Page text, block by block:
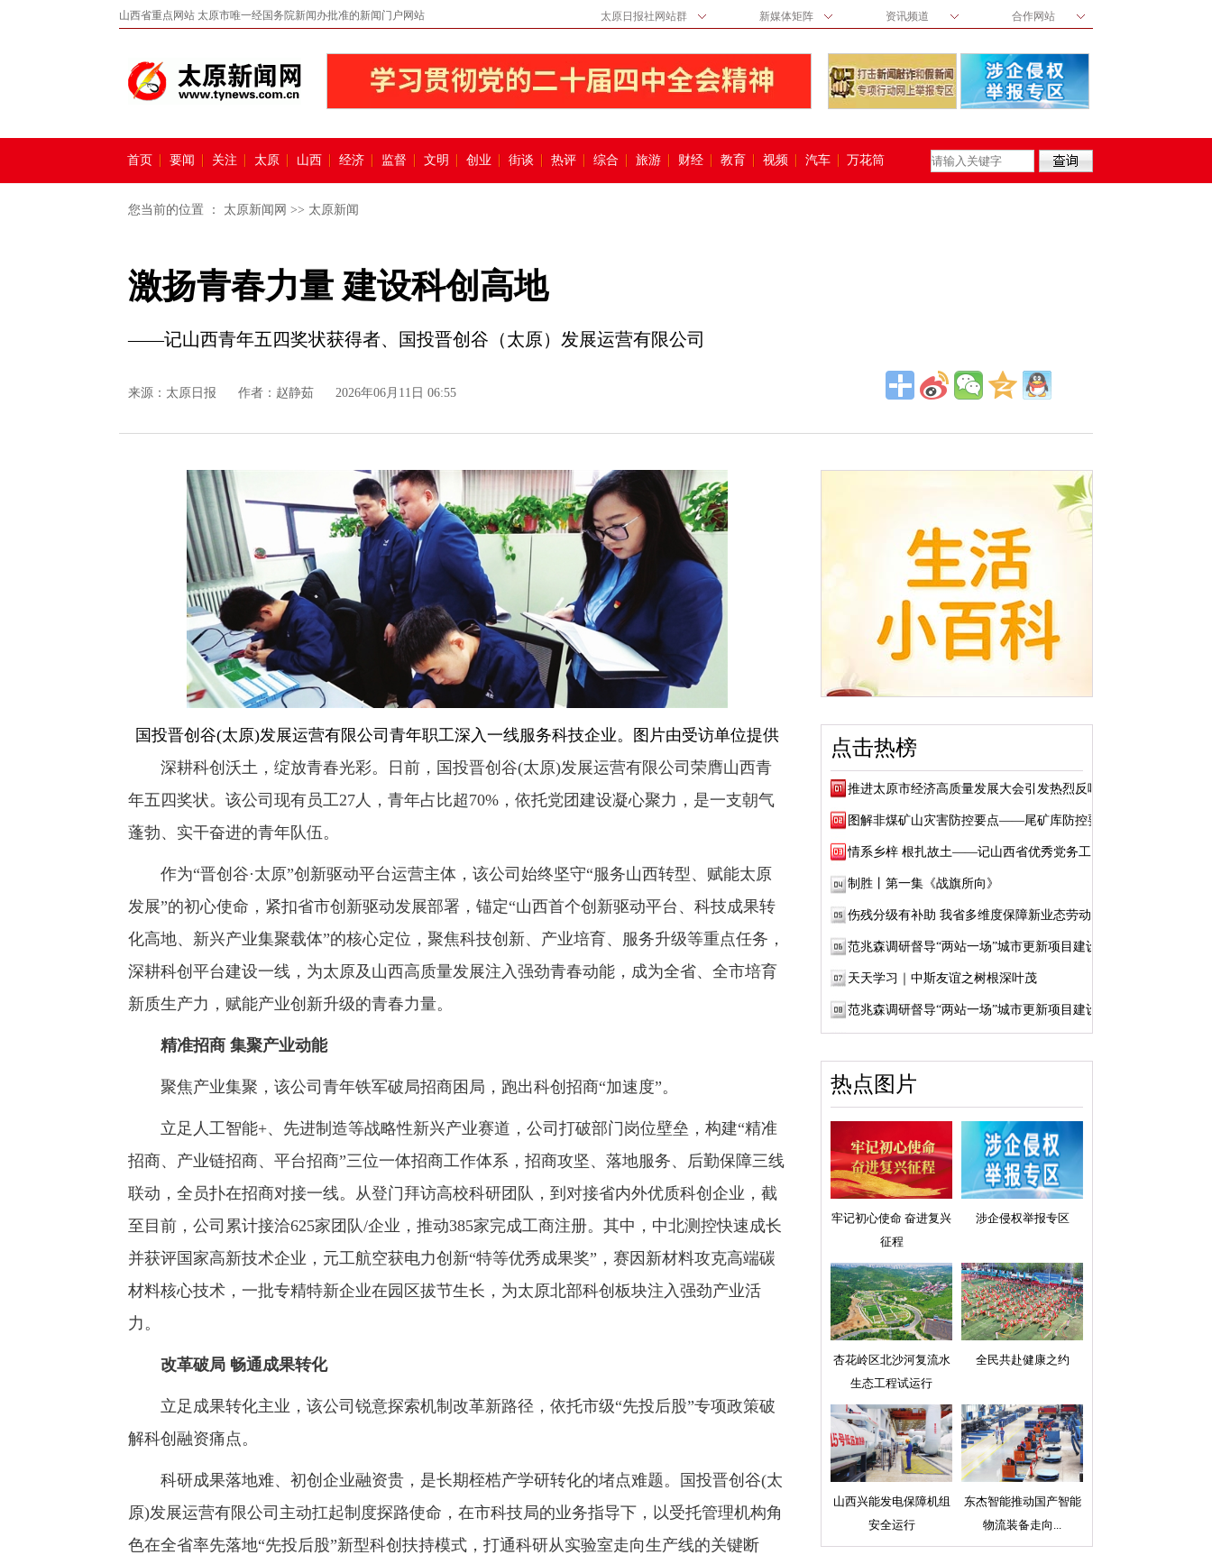
山西省重点网站 太原市唯一经国务院新闻办批准的新闻门户网站 太原日报社网站群 新媒体矩阵 资讯频道 合作网站
首页 要闻 关注 太原 山西 经济 监督 文明 创业 街谈 热评 综合 旅游 财经 教育 视频 汽车 万花筒
您当前的位置 ： 太原新闻网 >> 太原新闻
激扬青春力量 建设科创高地
——记山西青年五四奖状获得者、国投晋创谷（太原）发展运营有限公司
来源： 太原日报 作者：赵静茹 2026年06月11日 06:55
国投晋创谷(太原)发展运营有限公司青年职工深入一线服务科技企业。图片由受访单位提供
深耕科创沃土，绽放青春光彩。日前，国投晋创谷(太原)发展运营有限公司荣膺山西青
年五四奖状。该公司现有员工27人，青年占比超70%，依托党团建设凝心聚力，是一支朝气
蓬勃、实干奋进的青年队伍。
作为“晋创谷·太原”创新驱动平台运营主体，该公司始终坚守“服务山西转型、赋能太原
发展”的初心使命，紧扣省市创新驱动发展部署，锚定“山西首个创新驱动平台、科技成果转
化高地、新兴产业集聚载体”的核心定位，聚焦科技创新、产业培育、服务升级等重点任务，
深耕科创平台建设一线，为太原及山西高质量发展注入强劲青春动能，成为全省、全市培育
新质生产力，赋能产业创新升级的青春力量。
精准招商 集聚产业动能
聚焦产业集聚，该公司青年铁军破局招商困局，跑出科创招商“加速度”。
立足人工智能+、先进制造等战略性新兴产业赛道，公司打破部门岗位壁垒，构建“精准
招商、产业链招商、平台招商”三位一体招商工作体系，招商攻坚、落地服务、后勤保障三线
联动，全员扑在招商对接一线。从登门拜访高校科研团队，到对接省内外优质科创企业，截
至目前，公司累计接洽625家团队/企业，推动385家完成工商注册。其中，中北测控快速成长
并获评国家高新技术企业，元工航空获电力创新“特等优秀成果奖”，赛因新材料攻克高端碳
材料核心技术，一批专精特新企业在园区拔节生长，为太原北部科创板块注入强劲产业活
力。
改革破局 畅通成果转化
立足成果转化主业，该公司锐意探索机制改革新路径，依托市级“先投后股”专项政策破
解科创融资痛点。
科研成果落地难、初创企业融资贵，是长期桎梏产学研转化的堵点难题。国投晋创谷(太
原)发展运营有限公司主动扛起制度探路使命，在市科技局的业务指导下，以受托管理机构角
色在全省率先落地“先投后股”新型科创扶持模式，打通科研从实验室走向生产线的关键断
点击热榜
推进太原市经济高质量发展大会引发热烈反响
图解非煤矿山灾害防控要点——尾矿库防控要点
情系乡梓 根扎故土——记山西省优秀党务工作...
制胜丨第一集《战旗所向》
伤残分级有补助 我省多维度保障新业态劳动者...
范兆森调研督导“两站一场”城市更新项目建设
天天学习｜中斯友谊之树根深叶茂
范兆森调研督导“两站一场”城市更新项目建设
热点图片
牢记初心使命 奋进复兴
征程
涉企侵权举报专区
杏花岭区北沙河复流水
生态工程试运行
全民共赴健康之约
山西兴能发电保障机组
安全运行
东杰智能推动国产智能
物流装备走向...